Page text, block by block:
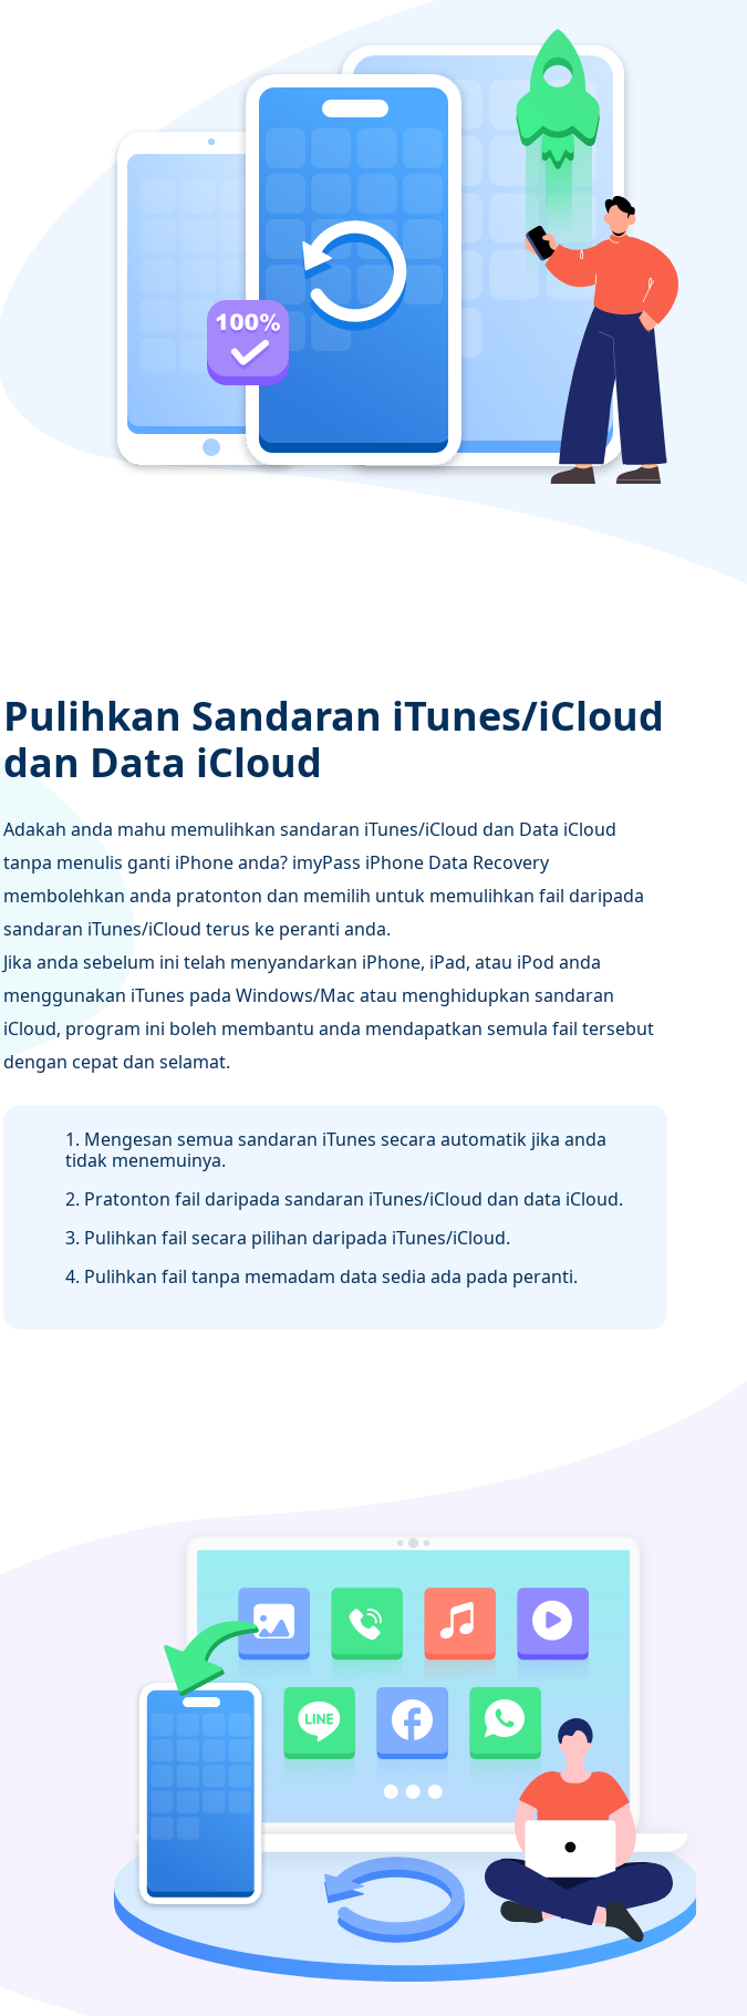
Pulihkan Sandaran iTunes/iCloud
dan Data iCloud
Adakah anda mahu memulihkan sandaran iTunes/iCloud dan Data iCloud
tanpa menulis ganti iPhone anda? imyPass iPhone Data Recovery
membolehkan anda pratonton dan memilih untuk memulihkan fail daripada
sandaran iTunes/iCloud terus ke peranti anda.
Jika anda sebelum ini telah menyandarkan iPhone, iPad, atau iPod anda
menggunakan iTunes pada Windows/Mac atau menghidupkan sandaran
iCloud, program ini boleh membantu anda mendapatkan semula fail tersebut
dengan cepat dan selamat.
1. Mengesan semua sandaran iTunes secara automatik jika anda
tidak menemuinya.
2. Pratonton fail daripada sandaran iTunes/iCloud dan data iCloud.
3. Pulihkan fail secara pilihan daripada iTunes/iCloud.
4. Pulihkan fail tanpa memadam data sedia ada pada peranti.